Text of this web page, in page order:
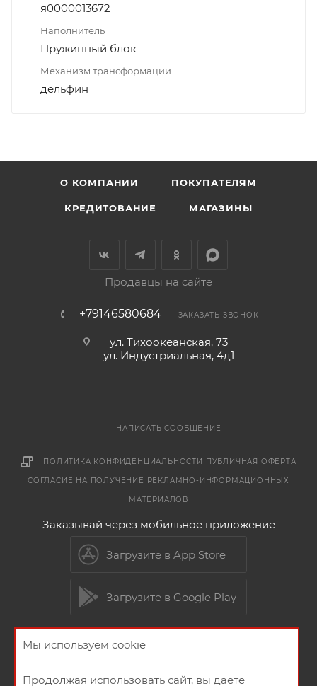
я0000013672
Наполнитель
Пружинный блок
Механизм трансформации
дельфин
О КОМПАНИИ ПОКУПАТЕЛЯМ
КРЕДИТОВАНИЕ МАГАЗИНЫ
Продавцы на сайте
+79146580684 ЗАКАЗАТЬ ЗВОНОК
ул. Тихоокеанская, 73
ул. Индустриальная, 4д1
НАПИСАТЬ СООБЩЕНИЕ
ПОЛИТИКА КОНФИДЕНЦИАЛЬНОСТИ ПУБЛИЧНАЯ ОФЕРТА
СОГЛАСИЕ НА ПОЛУЧЕНИЕ РЕКЛАМНО-ИНФОРМАЦИОННЫХ
МАТЕРИАЛОВ
Заказывай через мобильное приложение
Загрузите в App Store
Загрузите в Google Play
Мы используем cookie
Продолжая использовать сайт, вы даете